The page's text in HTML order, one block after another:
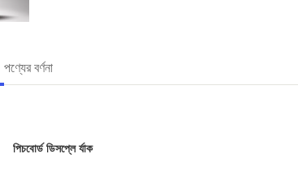
পণ্যের বর্ণনা
পিচবোর্ড ডিসপ্লে র্যাক